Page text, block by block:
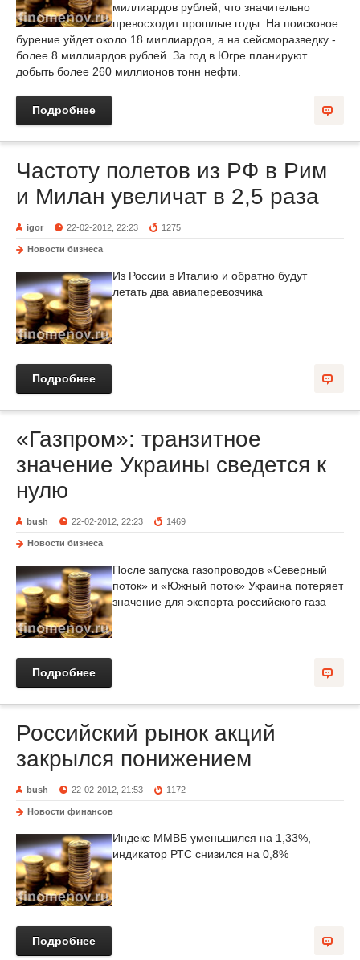
миллиардов рублей, что значительно
превосходит прошлые годы. На поисковое
бурение уйдет около 18 миллиардов, а на сейсморазведку -
более 8 миллиардов рублей. За год в Югре планируют
добыть более 260 миллионов тонн нефти.
Подробнее
Частоту полетов из РФ в Рим
и Милан увеличат в 2,5 раза
igor 22-02-2012, 22:23 1275
Новости бизнеса
Из России в Италию и обратно будут
летать два авиаперевозчика
Подробнее
«Газпром»: транзитное
значение Украины сведется к
нулю
bush 22-02-2012, 22:23 1469
Новости бизнеса
После запуска газопроводов «Северный
поток» и «Южный поток» Украина потеряет
значение для экспорта российского газа
Подробнее
Российский рынок акций
закрылся понижением
bush 22-02-2012, 21:53 1172
Новости финансов
Индекс ММВБ уменьшился на 1,33%,
индикатор РТС снизился на 0,8%
Подробнее